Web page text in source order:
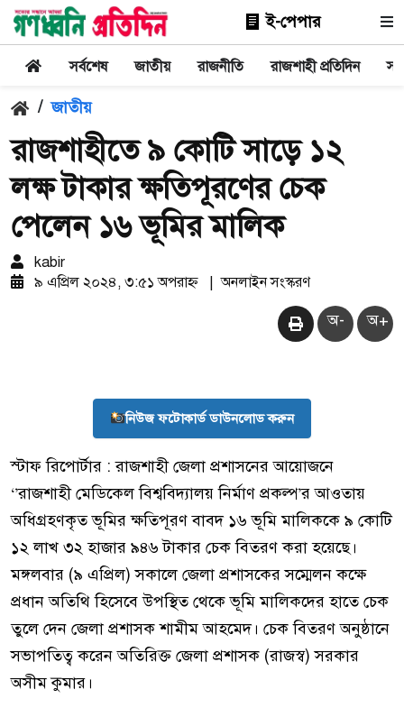
ই-পেপার
সর্বশেষ জাতীয় রাজনীতি রাজশাহী প্রতিদিন
/ জাতীয়
রাজশাহীতে ৯ কোটি সাড়ে ১২
লক্ষ টাকার ক্ষতিপূরণের চেক
পেলেন ১৬ ভূমির মালিক
kabir
৯ এপ্রিল ২০২৪, ৩:৫১ অপরাহ্ন
| অনলাইন সংস্করণ
অ- অ+
নিউজ ফটোকার্ড ডাউনলোড করুন
স্টাফ রিপোর্টার : রাজশাহী জেলা প্রশাসনের আয়োজনে
‘’রাজশাহী মেডিকেল বিশ্ববিদ্যালয় নির্মাণ প্রকল্প’র আওতায়
অধিগ্রহণকৃত ভূমির ক্ষতিপূরণ বাবদ ১৬ ভূমি মালিককে ৯ কোটি
১২ লাখ ৩২ হাজার ৯৪৬ টাকার চেক বিতরণ করা হয়েছে।
মঙ্গলবার (৯ এপ্রিল) সকালে জেলা প্রশাসকের সম্মেলন কক্ষে
প্রধান অতিথি হিসেবে উপস্থিত থেকে ভূমি মালিকদের হাতে চেক
তুলে দেন জেলা প্রশাসক শামীম আহমেদ। চেক বিতরণ অনুষ্ঠানে
সভাপতিত্ব করেন অতিরিক্ত জেলা প্রশাসক (রাজস্ব) সরকার
অসীম কুমার।